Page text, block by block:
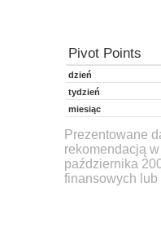
Pivot Points
dzień
tydzień
miesiąc
Prezentowane
rekomendacją
października
finansowych lub